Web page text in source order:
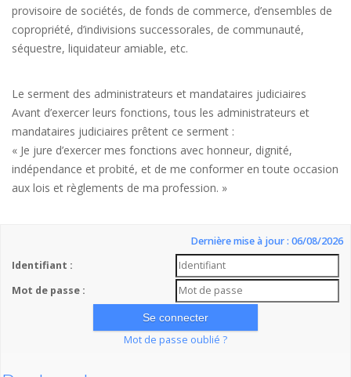
provisoire de sociétés, de fonds de commerce, d’ensembles de
copropriété, d’indivisions successorales, de communauté,
séquestre, liquidateur amiable, etc.
Le serment des administrateurs et mandataires judiciaires
Avant d’exercer leurs fonctions, tous les administrateurs et
mandataires judiciaires prêtent ce serment :
« Je jure d’exercer mes fonctions avec honneur, dignité,
indépendance et probité, et de me conformer en toute occasion
aux lois et règlements de ma profession. »
Dernière mise à jour : 06/08/2026
Identifiant :
Mot de passe :
Mot de passe oublié ?